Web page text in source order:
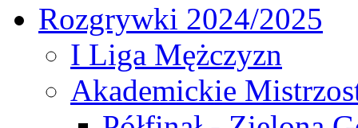
Rozgrywki 2024/2025
I Liga Mężczyzn
Akademickie